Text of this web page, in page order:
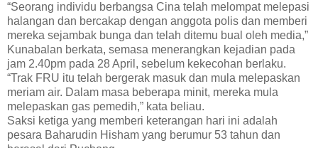
“Seorang individu berbangsa Cina telah melompat melepasi
halangan dan bercakap dengan anggota polis dan memberi
mereka sejambak bunga dan telah ditemu bual oleh media,”
Kunabalan berkata, semasa menerangkan kejadian pada
jam 2.40pm pada 28 April, sebelum kekecohan berlaku.
“Trak FRU itu telah bergerak masuk dan mula melepaskan
meriam air. Dalam masa beberapa minit, mereka mula
melepaskan gas pemedih,” kata beliau.
Saksi ketiga yang memberi keterangan hari ini adalah
pesara Baharudin Hisham yang berumur 53 tahun dan